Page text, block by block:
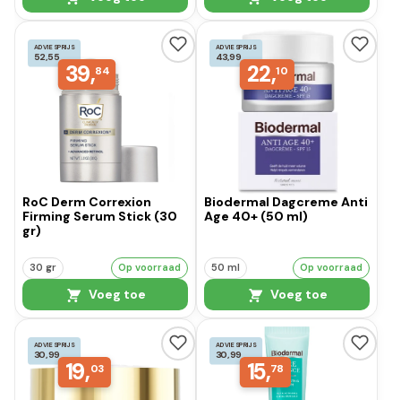
ADVIESPRIJS
52,55
39,84
RoC Derm Correxion
Firming Serum Stick (30
gr)
30 gr Op voorraad
Voeg toe
ADVIESPRIJS
43,99
22,10
Biodermal Dagcreme Anti
Age 40+ (50 ml)
50 ml Op voorraad
Voeg toe
ADVIESPRIJS
30,99
19,03
ADVIESPRIJS
30,99
15,78